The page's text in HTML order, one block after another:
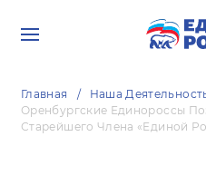
Главная Наша
Оренбургские Единороссы
Старейшего Члена «Единой